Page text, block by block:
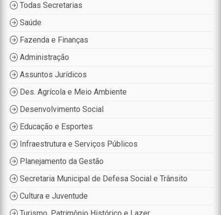
Todas Secretarias
Saúde
Fazenda e Finanças
Administração
Assuntos Jurídicos
Des. Agrícola e Meio Ambiente
Desenvolvimento Social
Educação e Esportes
Infraestrutura e Serviços Públicos
Planejamento da Gestão
Secretaria Municipal de Defesa Social e Trânsito
Cultura e Juventude